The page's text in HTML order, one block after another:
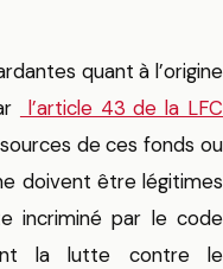
quant à l’origine
l’article 43 de la LFC
de ces fonds ou
doivent être légitimes
incriminé par le code
la lutte contre le